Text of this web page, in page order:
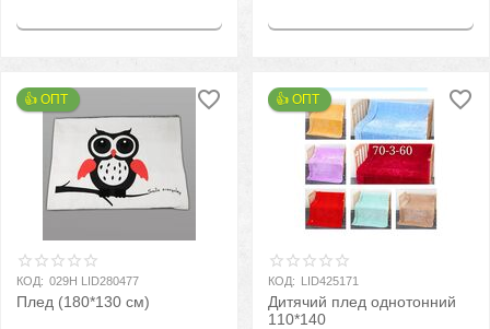
👍 ОПТ
КОД: 029H LID280477
Плед (180*130 см)
👍 ОПТ
КОД: LID425171
Дитячий плед однотонний
110*140